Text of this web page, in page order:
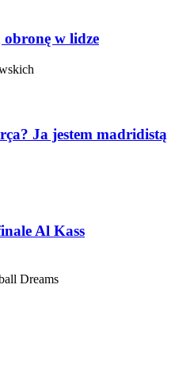
w lidze
Ja jestem madridistą
Al Kass
Dreams